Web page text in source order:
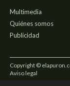
Multimedia
Quiénes somos
Publicidad
Copyright ©
Aviso legal